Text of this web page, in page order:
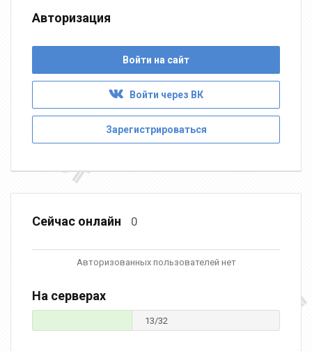
Авторизация
Войти на сайт
Войти через ВК
Зарегистрироваться
Сейчас онлайн 0
Авторизованных пользователей нет
На серверах
13/32